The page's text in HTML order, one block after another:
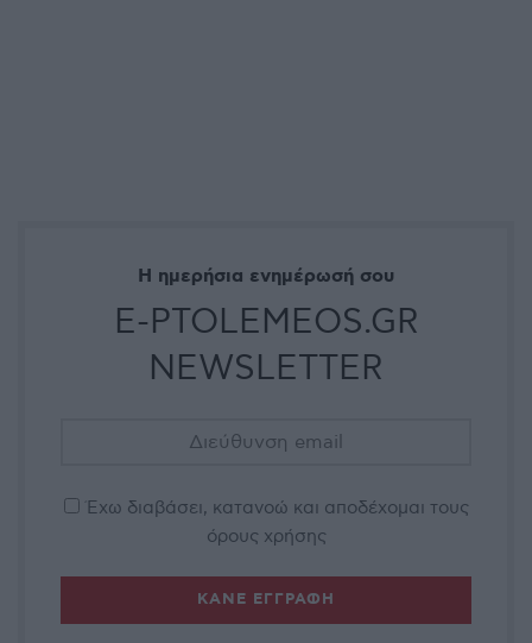
Η ημερήσια ενημέρωσή σου
E-PTOLEMEOS.GR
NEWSLETTER
Έχω διαβάσει, κατανοώ και αποδέχομαι τους
όρους χρήσης